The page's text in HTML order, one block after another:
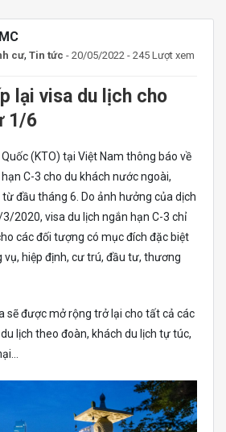
cư, Tin tức - 20/05/2022 - 245 Lượt xem
lại visa du lịch cho
1/6
(KTO) tại Việt Nam thông báo về
C-3 cho du khách nước ngoài,
đầu tháng 6. Do ảnh hưởng của dịch
2020, visa du lịch ngắn hạn C-3 chỉ
các đối tượng có mục đích đặc biệt
vụ, hiệp định, cư trú, đầu tư, thương
sẽ được mở rộng trở lại cho tất cả các
lịch theo đoàn, khách du lịch tự túc,